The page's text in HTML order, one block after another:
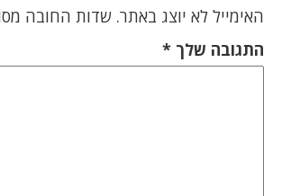
האימייל לא יוצג באתר. שדות החובה
התגובה שלך *